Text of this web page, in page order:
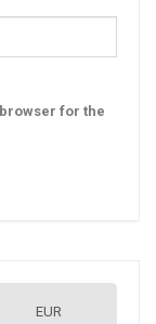
for the
EUR